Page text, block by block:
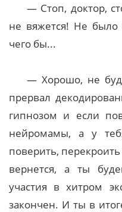
— Стоп, доктор,
не вяжется! Не было
чего бы...
— Хорошо, не
прервал
гипнозом и если
нейромамы, а у
поверить,
вернется, а ты
участия в хитром
закончен. И ты в